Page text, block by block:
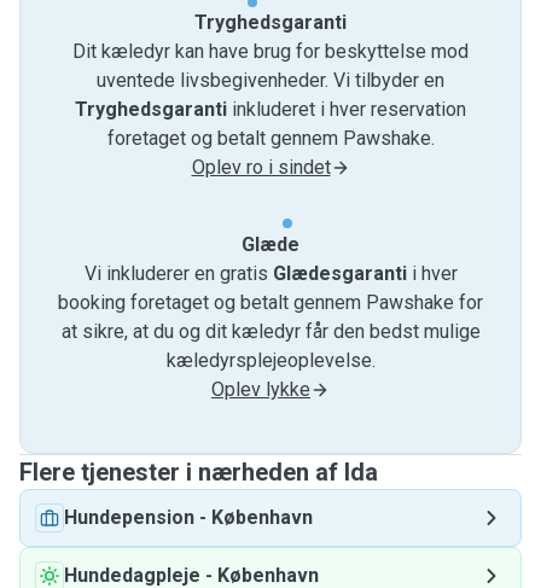
Tryghedsgaranti
Dit kæledyr kan have brug for beskyttelse mod
uventede livsbegivenheder. Vi tilbyder en
Tryghedsgaranti inkluderet i hver reservation
foretaget og betalt gennem Pawshake.
Oplev ro i sindet
Glæde
Vi inkluderer en gratis Glædesgarantii hver
booking foretaget og betalt gennem Pawshake for
at sikre, at du og dit kæledyr får den bedst mulige
kæledyrsplejeoplevelse.
Oplev lykke
Flere tjenester i nærheden af ​​Ida
Hundepension - København
Hundedagpleje - København